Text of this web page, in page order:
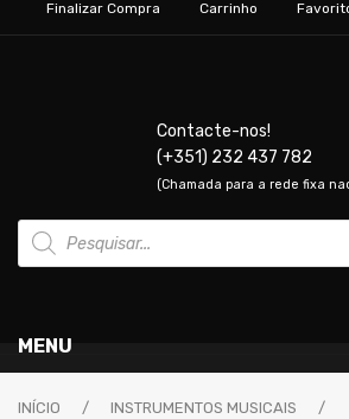
Finalizar Compra Carrinho
Contacte-nos!
(+351) 232 437 782
(Chamada para a rede fixa
Products
search
MENU
Instrumentos Musicais
INÍCIO / INSTRUMENTOS MUSICAIS
/